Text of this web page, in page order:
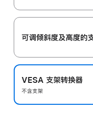
可调倾斜度及高‍度的
VESA 支架转换器
不含支架